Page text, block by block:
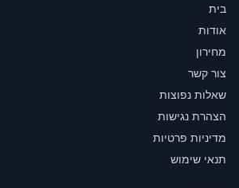
בית
אודות
מחירון
צור קשר
שאלות נפוצות
הצהרת נגישות
מדיניות פרטיות
תנאי שימוש